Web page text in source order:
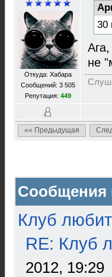
Откуда: Хабара
Сообщений: 3 505
Репутация: 449
30
не
«« Предыдущая
Сообщения
Клуб
RE: Клуб
2012, 19:29